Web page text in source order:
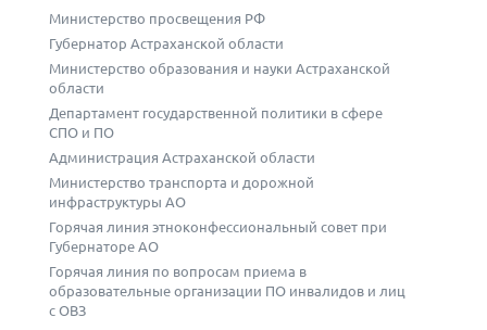
Министерство просвещения РФ
Губернатор Астраханской области
Министерство образования и науки Астраханской
области
Департамент государственной политики в сфере
СПО и ПО
Администрация Астраханской области
Министерство транспорта и дорожной
инфраструктуры АО
Горячая линия этноконфессиональный совет при
Губернаторе АО
Горячая линия по вопросам приема в
образовательные организации ПО инвалидов и лиц
с ОВЗ